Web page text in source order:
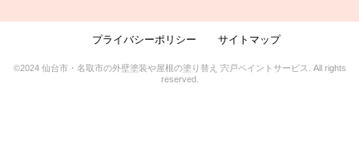
プライバシーポリシー サイトマップ
©2024 仙台市・名取市の外壁塗装や屋根の塗り替え 宍戸ペイントサービス. All rights
reserved.